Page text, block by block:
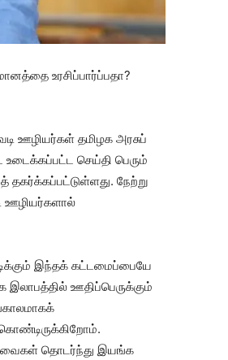
உரசிப்பார்ப்பதா?
ஊழியர்கள் தமிழக அரசுப்
செய்தி பெரும்
தகர்க்கப்பட்டுள்ளது. நேற்று
ஊழியர்களால்
இந்தக் கட்டமைப்பையே
இலாபத்தில் ஊதிப்பெருக்கும்
அவைகள் தொடர்ந்து இயங்க